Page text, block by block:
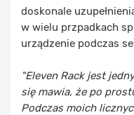
doskonale
w wielu przpadkach
urządzenie podczas
"Eleven Rack jest
się mawia, że po
Podczas moich